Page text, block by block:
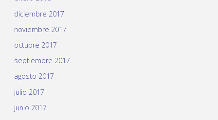
diciembre 2017
noviembre 2017
octubre 2017
septiembre 2017
agosto 2017
julio 2017
junio 2017